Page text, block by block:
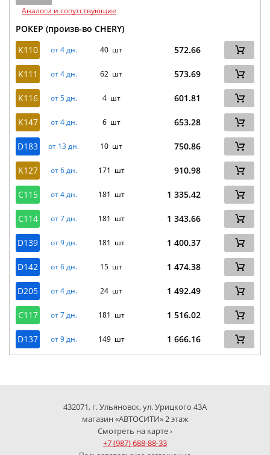
Аналоги и сопутствующие
РОКЕР (произв-во CHERY)
K110
от 4 дн. 40 шт 572.66
K111 от 4 дн. 62 шт 573.69
K116 от 5 дн. 4 шт 601.81
K147 от 4 дн. 6 шт 653.28
D183 от 13 дн. 10 шт 750.86
K127 от 6 дн. 171 шт 910.98
C115 от 4 дн. 181 шт 1 335.42
C114 от 7 дн. 181 шт 1 343.66
D139 от 9 дн. 181 шт 1 400.37
D142 от 6 дн. 15 шт 1 474.38
D205 от 4 дн. 24 шт 1 492.49
C117 от 7 дн. 181 шт 1 516.02
D137 от 9 дн. 149 шт 1 666.16
432071, г. Ульяновск, ул. Урицкого 43А
магазин «АВТОСИТИ» 2 этаж
Смотреть на карте ›
+7 (987) 688-88-33